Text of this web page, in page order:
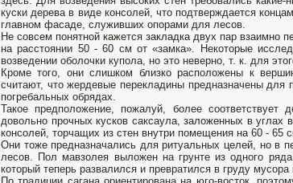
куски дерева в виде консолей, что подтверждается
главном фасаде, служивших опорами для лесов.
Не совсем понятной кажется закладка двух пар взаимно
на расстоянии 50 - 60 см от «замка». Некоторые
возведении оболочки купола, но это неверно, т. к. для
Кроме того, они слишком близко расположены к
считают, что жердевые перекладины предназначены
погребальных обрядах.
Такое предположение, пожалуй, более соответствует
довольно прочных кусков саксаула, заложенных в
консолей, торчащих из стен внутри помещения на 60 - 65
Они тоже предназначались для ритуальных целей, но в
лесов. Пол мавзолея выложен на грунте из одного
который теперь развалился и превратился в груду